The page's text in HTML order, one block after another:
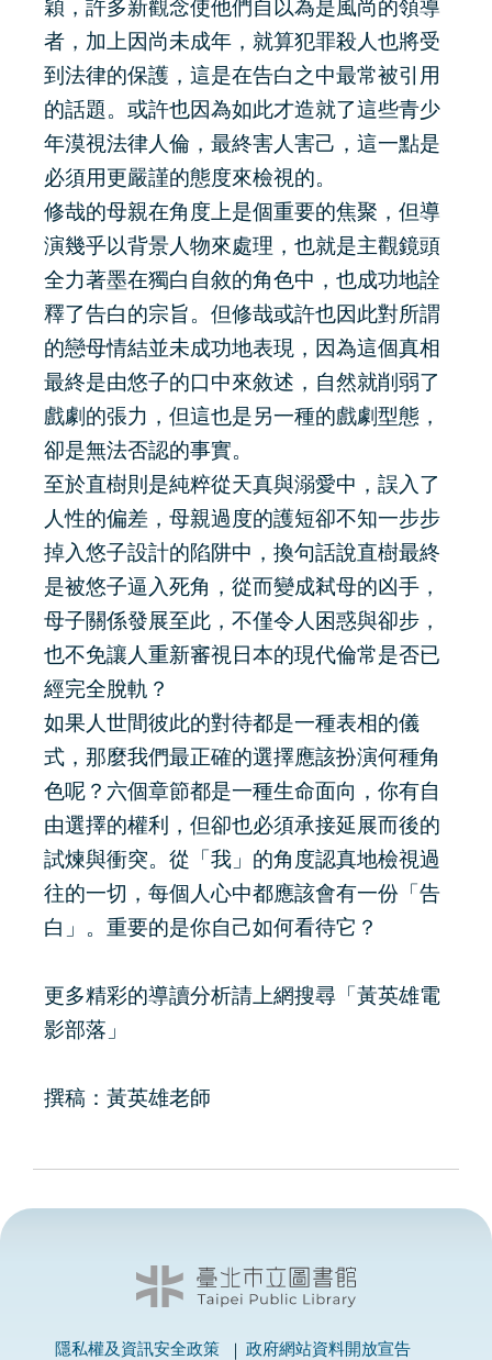
穎，許多新觀念使他們自以為是風尚的領導
者，加上因尚未成年，就算犯罪殺人也將受
到法律的保護，這是在告白之中最常被引用
的話題。或許也因為如此才造就了這些青少
年漠視法律人倫，最終害人害己，這一點是
必須用更嚴謹的態度來檢視的。
修哉的母親在角度上是個重要的焦聚，但導
演幾乎以背景人物來處理，也就是主觀鏡頭
全力著墨在獨白自敘的角色中，也成功地詮
釋了告白的宗旨。但修哉或許也因此對所謂
的戀母情結並未成功地表現，因為這個真相
最終是由悠子的口中來敘述，自然就削弱了
戲劇的張力，但這也是另一種的戲劇型態，
卻是無法否認的事實。
至於直樹則是純粹從天真與溺愛中，誤入了
人性的偏差，母親過度的護短卻不知一步步
掉入悠子設計的陷阱中，換句話說直樹最終
是被悠子逼入死角，從而變成弒母的凶手，
母子關係發展至此，不僅令人困惑與卻步，
也不免讓人重新審視日本的現代倫常是否已
經完全脫軌？
如果人世間彼此的對待都是一種表相的儀
式，那麼我們最正確的選擇應該扮演何種角
色呢？六個章節都是一種生命面向，你有自
由選擇的權利，但卻也必須承接延展而後的
試煉與衝突。從「我」的角度認真地檢視過
往的一切，每個人心中都應該會有一份「告
白」。重要的是你自己如何看待它？
更多精彩的導讀分析請上網搜尋「黃英雄電
影部落」
撰稿：黃英雄老師
隱私權及資訊安全政策 政府網站資料開放宣告